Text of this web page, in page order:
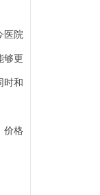
医院
够更
时和
价格